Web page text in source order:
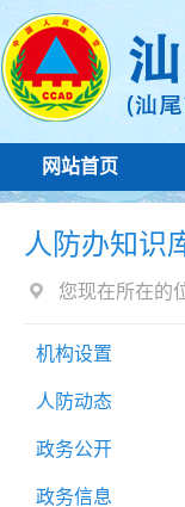
网站首页
人防办知识
您现在所在的
机构设置
人防动态
政务公开
政务信息